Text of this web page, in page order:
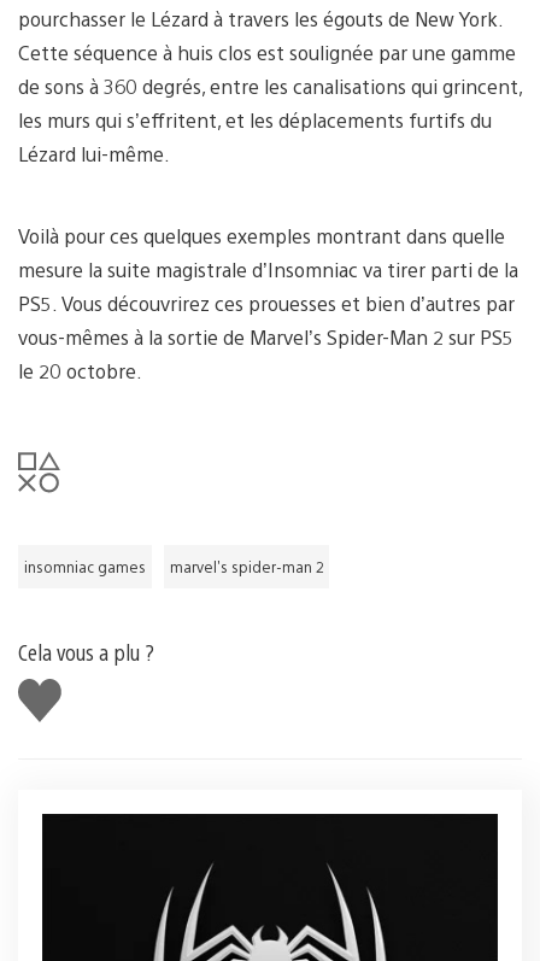
pourchasser le Lézard à travers les égouts de New York.
Cette séquence à huis clos est soulignée par une gamme
de sons à 360 degrés, entre les canalisations qui grincent,
les murs qui s’effritent, et les déplacements furtifs du
Lézard lui-même.
Voilà pour ces quelques exemples montrant dans quelle
mesure la suite magistrale d’Insomniac va tirer parti de la
PS5. Vous découvrirez ces prouesses et bien d’autres par
vous-mêmes à la sortie de Marvel’s Spider-Man 2 sur PS5
le 20 octobre.
insomniac games marvel's spider-man 2
Cela vous a plu ?
J'aime